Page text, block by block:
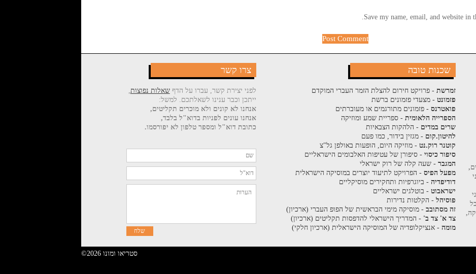
Save my name, email, and website in
צרו קשר
לפני יצירת קשר, עברו על הדףשאלות נפוצות,
ייתכן וכבר ענינו לשאלתכם. למשל:
אנחנו לא קונים ולא מוכרים תקליטים,
אנחנו עונים לפניות בדוא"ל בלבד,
כתובת דוא"ל ומספר טלפון לא יפורסמו.
שכנות טובה
זמרשת- פרויקט חירום להצלת הזמר העברי המוקדם
פזמונט- מצעדי פזמונים ברשת
פואטרנס- פזמונים מתורגמים או מעוברתים
הספרייה הלאומית- ספריית שמע ומוזיקה
שרים במדים - הלהקות הצבאיות
להיטון.קום - מגזין בידור, כמו פעם
קוטנר רוק.נט- מוזיקה היום, הופעות באולפן גל"צ
סיפור כיסוי- סיפורן של עטיפות האלבומים הישראליים
המגבר- שעה קלה של רוק ישראלי
מפעל הפיס- הפרויקט לתיעוד יוצרים במוסיקה הישראלית
דודיפדיה- ביוגרפיות ותחקירים מוסיקליים
ישראבוט- בוטלגים ישראליים
פוסיהל- הקלטות נדירות
זה מסתובב- מוסיקה מימי הבראשית של הפופ העברי (ארכיון)
צד א' צד ב' - המדריך הישראלי להדפסות תקליטים (ארכיון)
מומה- אנציקלופדיה של המוסיקה הישראלית (ארכיון חלקי)
©2026 סטריאו ומונו